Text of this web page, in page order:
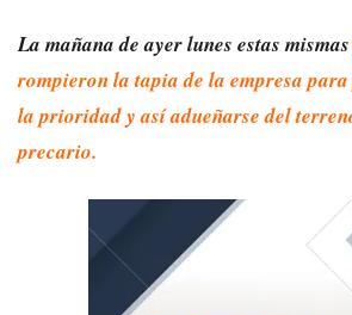
La mañana de ayer lunes estas
rompieron la tapia de la empresa
la prioridad y así adueñarse del
precario.